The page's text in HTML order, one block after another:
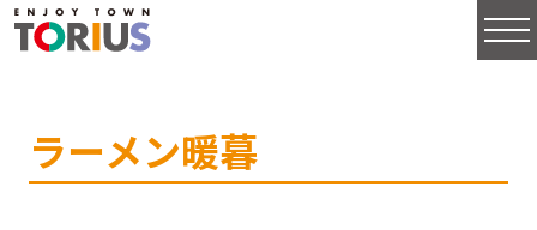
ラーメン暖暮